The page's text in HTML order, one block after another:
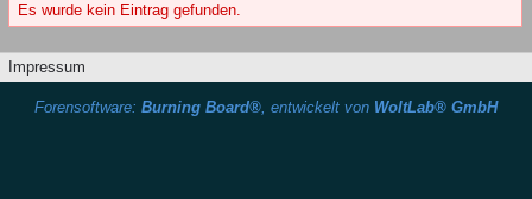
Es wurde kein Eintrag gefunden.
Impressum
Forensoftware: Burning Board®, entwickelt von WoltLab® GmbH